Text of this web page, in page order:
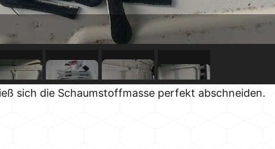
sich die Schaumstoffmasse perfekt abschneiden.